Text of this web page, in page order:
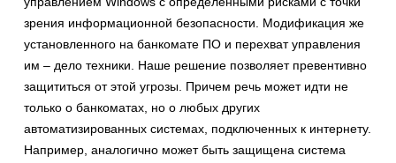
зрения информационной безопасности. Модификация же
установленного на банкомате ПО и перехват управления
им – дело техники. Наше решение позволяет превентивно
защититься от этой угрозы. Причем речь может идти не
только о банкоматах, но о любых других
автоматизированных системах, подключенных к интернету.
Например, аналогично может быть защищена система